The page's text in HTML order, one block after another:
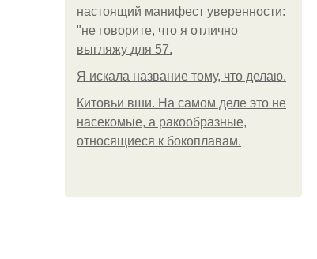
настоящий манифест уверенности:
"не говорите, что я отлично
выгляжу для 57.
Я искала название тому, что делаю.
Китовьи вши. На самом деле это не
насекомые, а ракообразные,
относящиеся к бокоплавам.